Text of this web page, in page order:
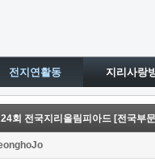
전지연활동 지리사랑
회 전국지리올림피아드 [전국부